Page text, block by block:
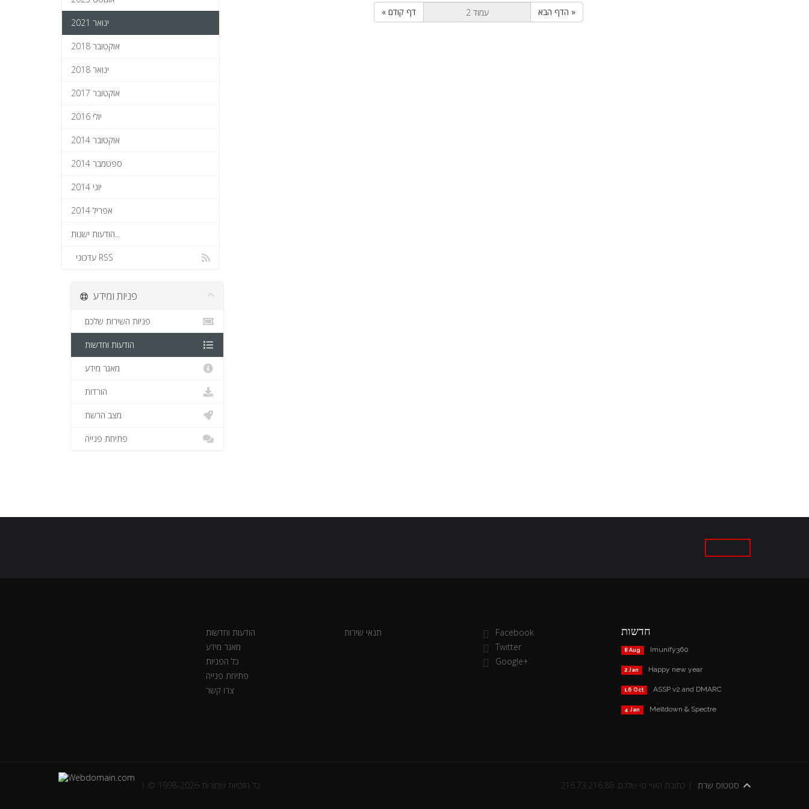
ינואר 2021
אוקטובר 2018
ינואר 2018
אוקטובר 2017
יולי 2016
אוקטובר 2014
ספטמבר 2014
יוני 2014
אפריל 2014
הודעות ישנות...
עדכוני RSS
« דף קודם הדף הבא »
פניות ומידע
פניות השירות שלכם
הודעות וחדשות
מאגר מידע
הורדות
מצב הרשת
פתיחת פנייה
הודעות וחדשות
מאגר מידע
כל הפניות
פתיחת פנייה
צרו קשר
תנאי שירות
Facebook
Twitter
Google+
חדשות
8 Aug Imunify360
2 Jan Happy new year
16 Oct ASSP v2 and DMARC
4 Jan Meltdown & Spectre
| © 1998-2026 כל הזכויות שמורות כתובת האיי פי שלכם: 216.73.216.86 | סטטוס שרת